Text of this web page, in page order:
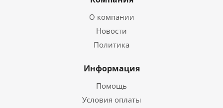
О компании
Новости
Политика
Информация
Помощь
Условия оплаты